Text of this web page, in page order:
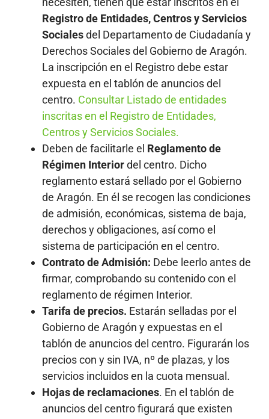
Registro de Entidades, Centros y Servicios
Socialesdel Departamento de Ciudadanía y
Derechos Sociales del Gobierno de Aragón.
La inscripción en el Registro debe estar
expuesta en el tablón de anuncios del
centro. Consultar Listado de entidades
inscritas en el Registro de Entidades,
Centros y Servicios Sociales.
Deben de facilitarle el Reglamento de
Régimen Interiordel centro. Dicho
reglamento estará sellado por el Gobierno
de Aragón. En él se recogen las condiciones
de admisión, económicas, sistema de baja,
derechos y obligaciones, así como el
sistema de participación en el centro.
Contrato de Admisión: Debe leerlo antes de
firmar, comprobando su contenido con el
reglamento de régimen Interior.
Tarifa de precios. Estarán selladas por el
Gobierno de Aragón y expuestas en el
tablón de anuncios del centro. Figurarán los
precios con y sin IVA, nº de plazas, y los
servicios incluidos en la cuota mensual.
Hojas de reclamaciones. En el tablón de
anuncios del centro figurará que existen